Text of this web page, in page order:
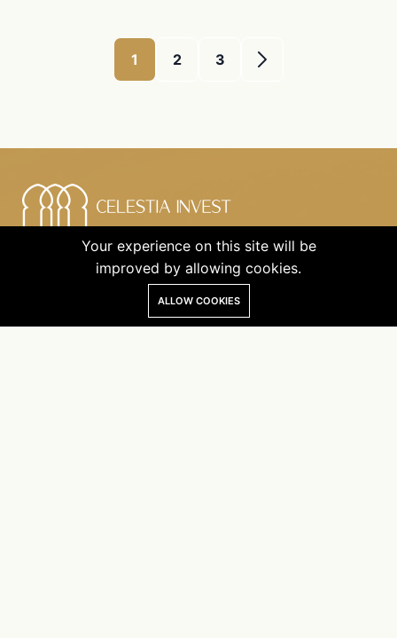
1 2 3
Newsletter
Please solve
the following
math
Your experience on this site will be
improved by allowing cookies.
ALLOW COOKIES